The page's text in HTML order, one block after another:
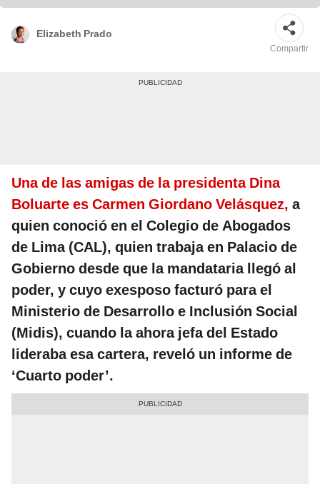
Elizabeth Prado
Compartir
Una de las amigas de la presidenta Dina
Boluarte es Carmen Giordano Velásquez, a
quien conoció en el Colegio de Abogados
de Lima (CAL), quien trabaja en Palacio de
Gobierno desde que la mandataria llegó al
poder, y cuyo exesposo facturó para el
Ministerio de Desarrollo e Inclusión Social
(Midis), cuando la ahora jefa del Estado
lideraba esa cartera, reveló un informe de
‘Cuarto poder’.